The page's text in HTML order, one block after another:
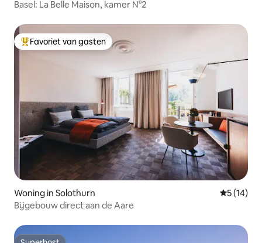
Basel: La Belle Maison, kamer N°2
Topfavoriet van gasten
Favoriet van gasten
Woning in Solothurn
5 (14)
Bijgebouw direct aan de Aare